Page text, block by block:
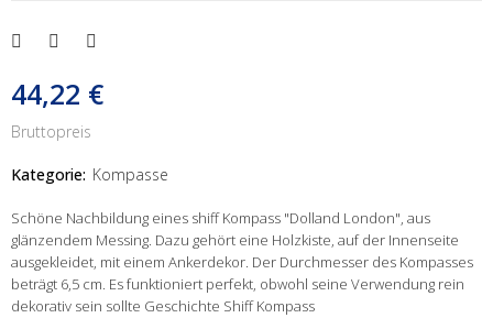
44,22 €
Bruttopreis
Kategorie: Kompasse
Schöne Nachbildung eines shiff Kompass "Dolland London", aus
glänzendem Messing. Dazu gehört eine Holzkiste, auf der Innenseite
ausgekleidet, mit einem Ankerdekor. Der Durchmesser des Kompasses
beträgt 6,5 cm. Es funktioniert perfekt, obwohl seine Verwendung rein
dekorativ sein sollte Geschichte Shiff Kompass